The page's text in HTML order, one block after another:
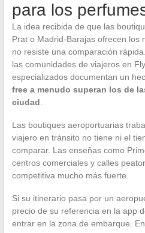
para los
La idea recibida de que las
Prat o Madrid-Barajas ofrecen los
no resiste una comparación
las comunidades de viajeros en
especializados documentan un
free a menudo superan los de
ciudad.
Las boutiques aeroportuarias
viajero en tránsito no tiene ni el
comparar. Las enseñas como
centros comerciales y calles
competitiva mucho más fuerte.
Si su itinerario pasa por un
precio de su referencia en la app
entrar en la zona de embarque.